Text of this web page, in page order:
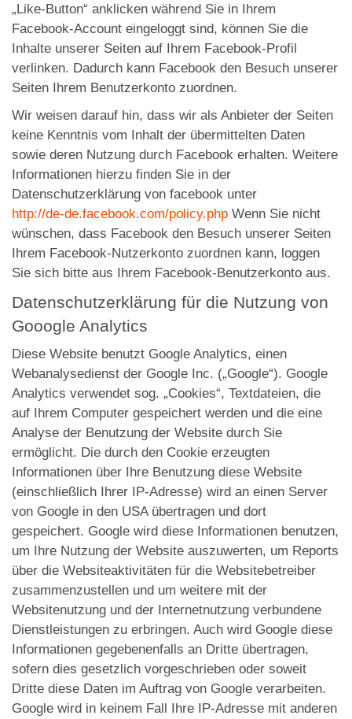
„Like-Button“ anklicken während Sie in Ihrem
Facebook-Account eingeloggt sind, können Sie die
Inhalte unserer Seiten auf Ihrem Facebook-Profil
verlinken. Dadurch kann Facebook den Besuch unserer
Seiten Ihrem Benutzerkonto zuordnen.
Wir weisen darauf hin, dass wir als Anbieter der Seiten
keine Kenntnis vom Inhalt der übermittelten Daten
sowie deren Nutzung durch Facebook erhalten. Weitere
Informationen hierzu finden Sie in der
Datenschutzerklärung von facebook unter
http://de-de.facebook.com/policy.php Wenn Sie nicht
wünschen, dass Facebook den Besuch unserer Seiten
Ihrem Facebook-Nutzerkonto zuordnen kann, loggen
Sie sich bitte aus Ihrem Facebook-Benutzerkonto aus.
Datenschutzerklärung für die Nutzung von
Gooogle Analytics
Diese Website benutzt Google Analytics, einen
Webanalysedienst der Google Inc. („Google“). Google
Analytics verwendet sog. „Cookies“, Textdateien, die
auf Ihrem Computer gespeichert werden und die eine
Analyse der Benutzung der Website durch Sie
ermöglicht. Die durch den Cookie erzeugten
Informationen über Ihre Benutzung diese Website
(einschließlich Ihrer IP-Adresse) wird an einen Server
von Google in den USA übertragen und dort
gespeichert. Google wird diese Informationen benutzen,
um Ihre Nutzung der Website auszuwerten, um Reports
über die Websiteaktivitäten für die Websitebetreiber
zusammenzustellen und um weitere mit der
Websitenutzung und der Internetnutzung verbundene
Dienstleistungen zu erbringen. Auch wird Google diese
Informationen gegebenenfalls an Dritte übertragen,
sofern dies gesetzlich vorgeschrieben oder soweit
Dritte diese Daten im Auftrag von Google verarbeiten.
Google wird in keinem Fall Ihre IP-Adresse mit anderen